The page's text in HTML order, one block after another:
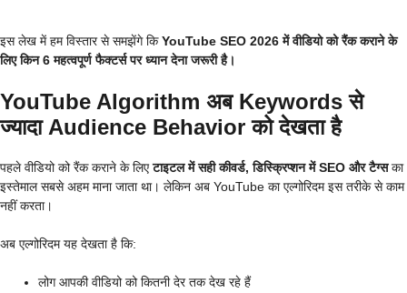
इस लेख में हम विस्तार से समझेंगे किYouTube SEO 2026 में वीडियो को रैंक कराने के
लिए किन 6 महत्वपूर्ण फैक्टर्स पर ध्यान देना जरूरी है।
YouTube Algorithm अब Keywords से
ज्यादा Audience Behavior को देखता है
पहले वीडियो को रैंक कराने के लिएटाइटल में सही कीवर्ड, डिस्क्रिप्शन में SEO और टैग्सका
इस्तेमाल सबसे अहम माना जाता था। लेकिन अब YouTube का एल्गोरिदम इस तरीके से काम
नहीं करता।
अब एल्गोरिदम यह देखता है कि:
लोग आपकी वीडियो को कितनी देर तक देख रहे हैं